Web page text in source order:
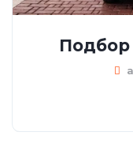
Подбор